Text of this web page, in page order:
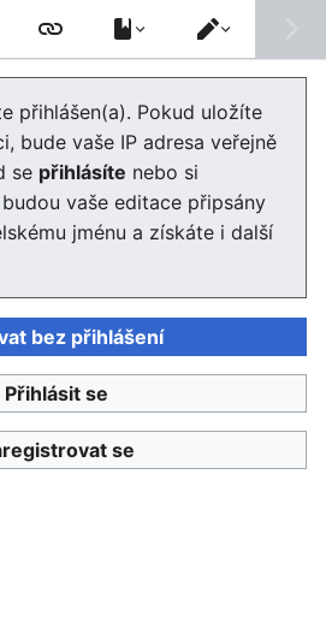
tuto zprávu stále vidíte po
obnovte stránku .
Přepnout
editor
přihlášen(a). Pokud uložíte
bude vaše IP adresa veřejně
se přihlásíte nebo si
budou vaše editace připsány
jménu a získáte i další
bez přihlášení
Přihlásit se
se